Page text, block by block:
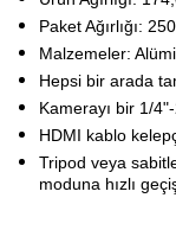
Paket Ağırlığı:
Malzemeler:
Hepsi bir arada
Kamerayı bir 1/
HDMI kablo
Tripod veya
moduna hızlı